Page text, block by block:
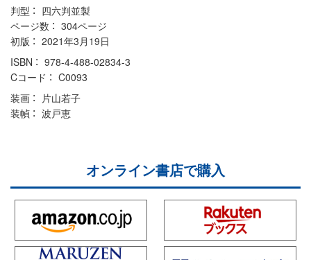
判型
四六判並製
ページ数
304ページ
初版
2021年3月19日
ISBN
978-4-488-02834-3
Cコード
C0093
装画
片山若子
装幀
波戸恵
オンライン書店で購入